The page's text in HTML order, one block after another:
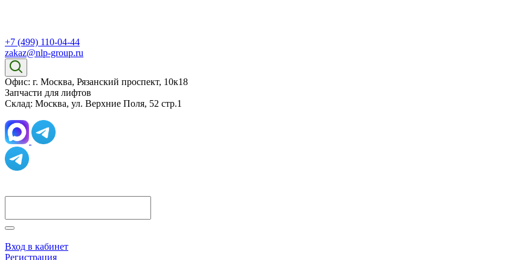
+7 (499) 110-04-44
zakaz@nlp-group.ru
Офис: г. Москва, Рязанский проспект, 10к18
Запчасти для лифтов
Склад: Москва, ул. Верхние Поля, 52 стр.1
Вход в кабинет
Регистрация